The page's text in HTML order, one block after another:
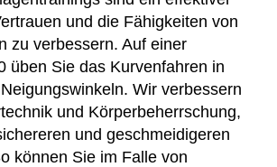
und die Fähigkeiten von
zu verbessern. Auf einer
üben Sie das Kurvenfahren in
Wir verbessern
und Körperbeherrschung,
und geschmeidigeren
können Sie im Falle von